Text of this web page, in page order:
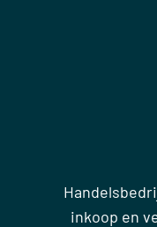
inkoop en